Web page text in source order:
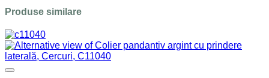
Produse similare